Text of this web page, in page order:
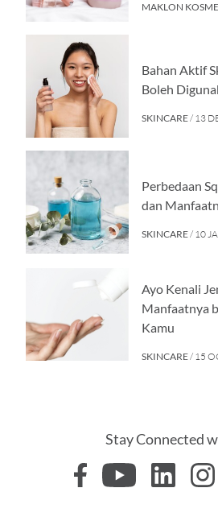
MAKLON
Bahan Aktif
Boleh
SKINCARE/ 13
Perbedaan
dan
SKINCARE/ 10
Ayo Kenali
Manfaatnya
Kamu
SKINCARE/ 15
Stay Connected